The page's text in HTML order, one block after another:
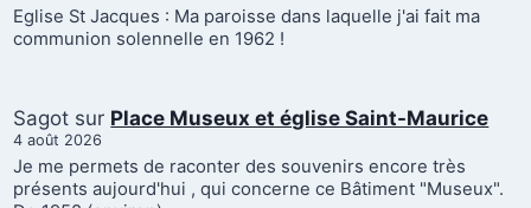
Eglise St Jacques : Ma paroisse dans laquelle j'ai fait ma
communion solennelle en 1962 !
Sagot sur Place Museux et église Saint-Maurice
4 août 2026
Je me permets de raconter des souvenirs encore très
présents aujourd'hui , qui concerne ce Bâtiment "Museux".